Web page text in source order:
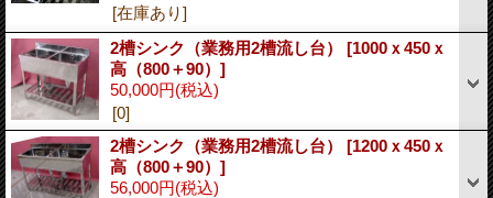
[在庫あり]
2槽シンク（業務用2槽流し台） [1000ｘ450ｘ
高（800＋90）]
50,000円(税込)
[0]
2槽シンク（業務用2槽流し台） [1200ｘ450ｘ
高（800＋90）]
56,000円(税込)